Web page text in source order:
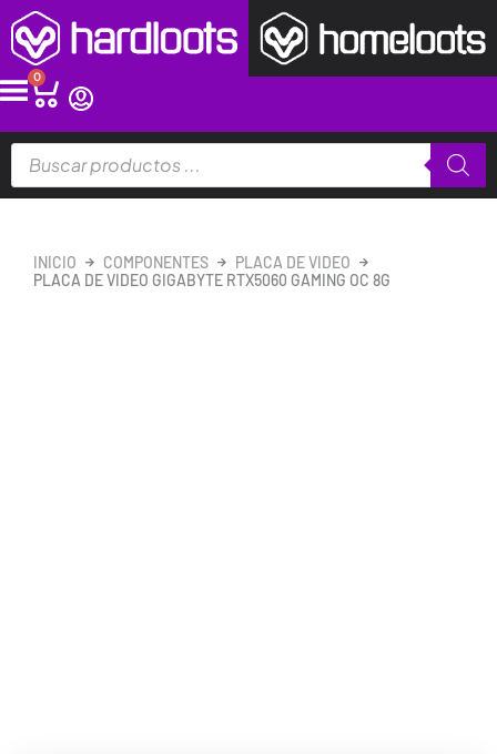
contenido
0
Cart
productos
INICIO COMPONENTES
PLACA DE VIDEO
PLACA DE VIDEO GIGABYTE RTX5060 GAMING OC 8G